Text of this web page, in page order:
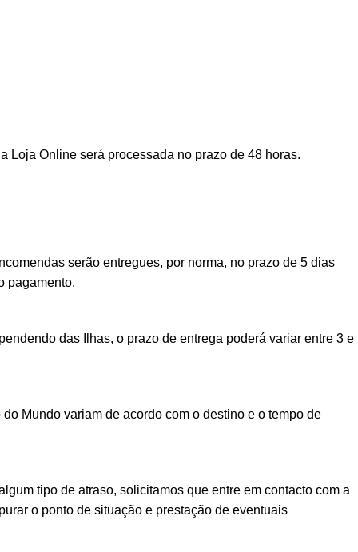
Loja Online será processada no prazo de 48 horas.
serão entregues, por norma, no prazo de 5 dias
pagamento.
das Ilhas, o prazo de entrega poderá variar entre 3 e
Mundo variam de acordo com o destino e o tempo de
tipo de atraso, solicitamos que entre em contacto com a
o ponto de situação e prestação de eventuais